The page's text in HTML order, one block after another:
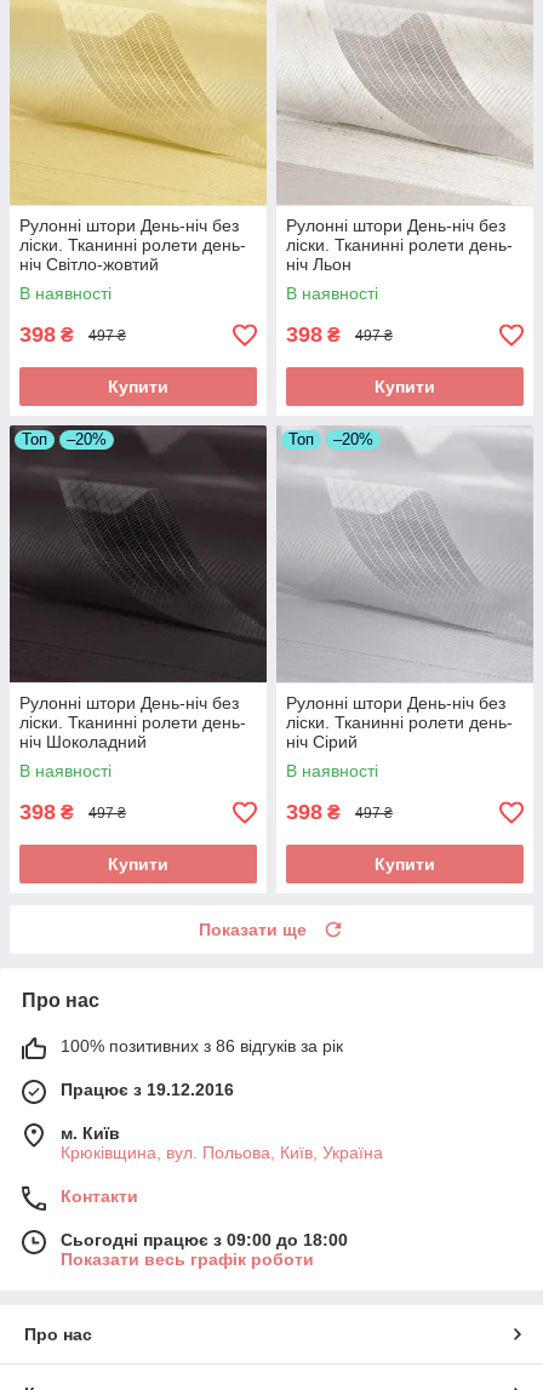
Рулонні штори День-ніч без
ліски. Тканинні ролети день-
ніч Світло-жовтий
В наявності
398 ₴ 497 ₴
Купити
Рулонні штори День-ніч без
ліски. Тканинні ролети день-
ніч Льон
В наявності
398 ₴ 497 ₴
Купити
Топ –20%
Рулонні штори День-ніч без
ліски. Тканинні ролети день-
ніч Шоколадний
В наявності
398 ₴ 497 ₴
Купити
Топ –20%
Рулонні штори День-ніч без
ліски. Тканинні ролети день-
ніч Сірий
В наявності
398 ₴ 497 ₴
Купити
Показати ще
Про нас
100% позитивних з 86 відгуків за рік
Працює з 19.12.2016
м. Київ
Крюківщина, вул. Польова, Київ, Україна
Контакти
Сьогодні працює з 09:00 до 18:00
Показати весь графік роботи
Про нас